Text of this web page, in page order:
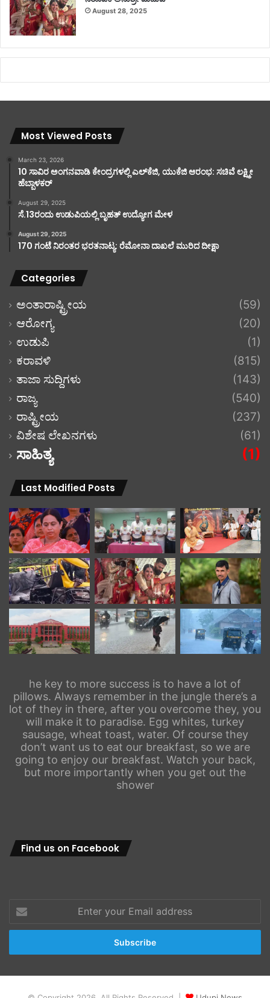
August 28, 2025
Most Viewed Posts
March 23, 2026
10 ಸಾವಿರ ಅಂಗನವಾಡಿ ಕೇಂದ್ರಗಳಲ್ಲಿ ಎಲ್‌ಕೆಜಿ, ಯುಕೆಜಿ ಆರಂಭ: ಸಚಿವೆ ಲಕ್ಷ್ಮೀ
ಹೆಬ್ಬಾಳಕರ್
August 29, 2025
ಸೆ.13ರಂದು ಉಡುಪಿಯಲ್ಲಿ ಬೃಹತ್ ಉದ್ಯೋಗ ಮೇಳ
August 29, 2025
170 ಗಂಟೆ ನಿರಂತರ ಭರತನಾಟ್ಯ: ರೆಮೋನಾ ದಾಖಲೆ ಮುರಿದ ದೀಕ್ಷಾ
Categories
ಅಂತಾರಾಷ್ಟ್ರೀಯ
(59)
ಆರೋಗ್ಯ
(20)
ಉಡುಪಿ
(1)
ಕರಾವಳಿ
(815)
ತಾಜಾ ಸುದ್ದಿಗಳು
(143)
ರಾಜ್ಯ
(540)
ರಾಷ್ಟ್ರೀಯ
(237)
ವಿಶೇಷ ಲೇಖನಗಳು
(61)
ಸಾಹಿತ್ಯ (1)
Last Modified Posts
he key to more success is to have a lot of
pillows. Always remember in the jungle there’s a
lot of they in there, after you overcome they, you
will make it to paradise. Egg whites, turkey
sausage, wheat toast, water. Of course they
don’t want us to eat our breakfast, so we are
going to enjoy our breakfast. Watch your back,
but more importantly when you get out the
shower
Find us on Facebook
Enter
your
Email